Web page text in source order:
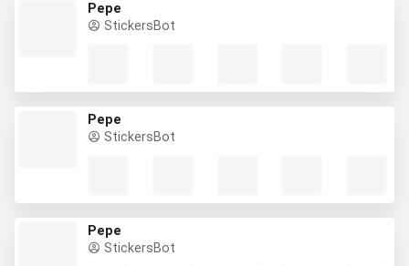
Pepe
StickersBot
Pepe
StickersBot
Pepe
StickersBot